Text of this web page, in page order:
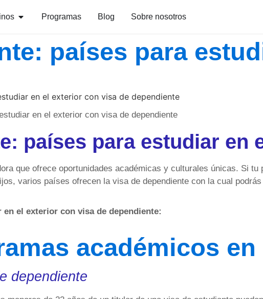
Programas Blog Sobre nosotros
países para
países para estudiar en
que ofrece oportunidades académicas y culturales únicas. Si tu
varios países ofrecen la visa de dependiente con la cual
el exterior con visa de dependiente:
académicos en
dependiente